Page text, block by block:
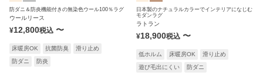
防ダニ＆防炎機能付きの無染色ウール100％ラグ
ウールリース
¥12,800税込 〜
床暖房OK 抗菌防臭
滑り止め
防ダニ
防炎
日本製のナチュラルカラーでインテリアになじむ
モダンラグ
ラトラン
¥18,900税込 〜
低ホルム 床暖房OK
滑り止め
遊び毛出にくい
防ダニ